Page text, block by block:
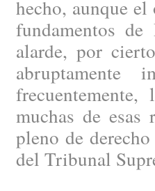
hecho, aunque
fundamentos
alarde, por
muchas de esas
pleno de
del Tribunal